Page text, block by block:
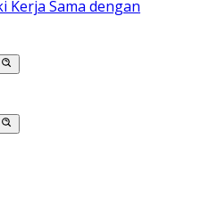
Kerja Sama dengan